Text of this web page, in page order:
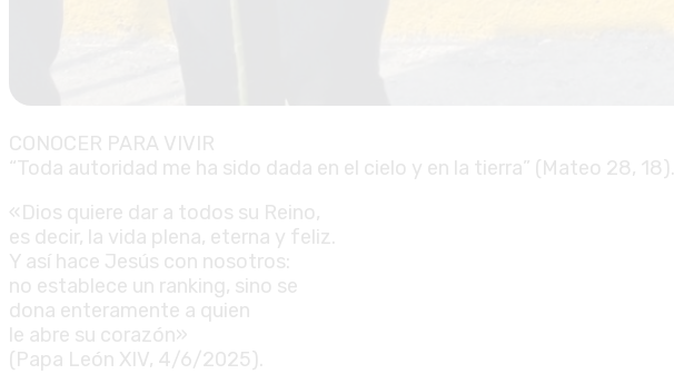
CONOCER PARA VIVIR
“Toda autoridad me ha sido dada en el cielo y en la tierra” (Mateo 28, 18).
«Dios quiere dar a todos su Reino,
es decir, la vida plena, eterna y feliz.
Y así hace Jesús con nosotros:
no establece un ranking, sino se
dona enteramente a quien
le abre su corazón»
(Papa León XIV, 4/6/2025).